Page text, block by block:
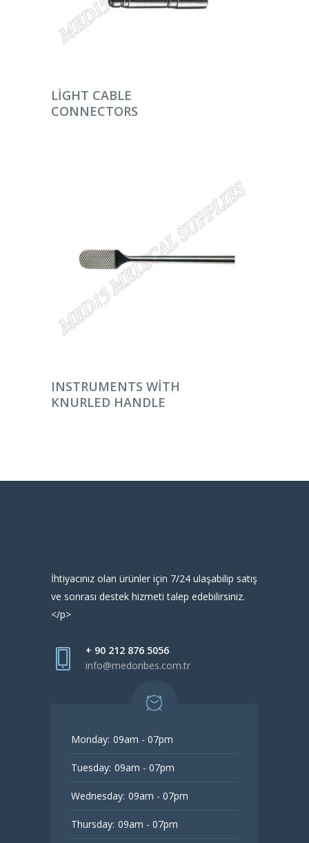
DEVAMINI OKU
LIGHT CABLE
CONNECTORS
DEVAMINI OKU
INSTRUMENTS WITH
KNURLED HANDLE
İhtiyacınız olan ürünler için 7/24 ulaşabilip satış
ve sonrası destek hizmeti talep edebilirsiniz.
</p>
+ 90 212 876 5056
info@medonbes.com.tr
Monday: 09am - 07pm
Tuesday: 09am - 07pm
Wednesday: 09am - 07pm
Thursday: 09am - 07pm